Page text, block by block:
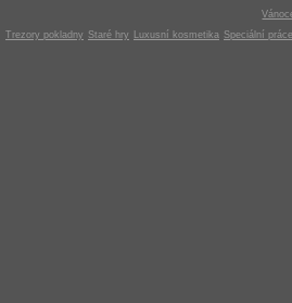
Trezory pokladny Staré hry Luxusní kosmetika Speciální práce